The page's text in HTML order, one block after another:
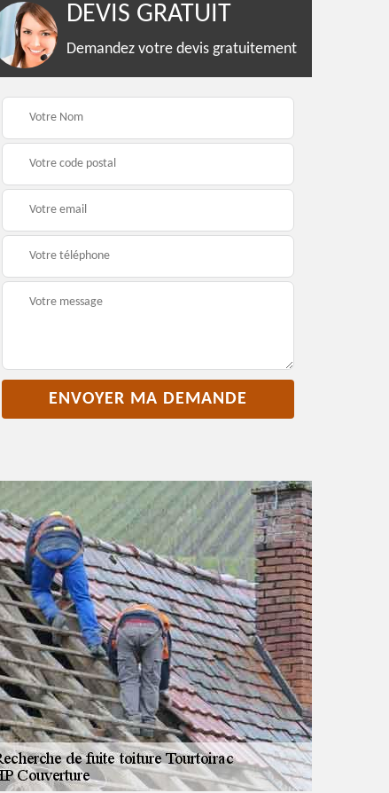
DEVIS GRATUIT
Demandez votre devis gratuitement